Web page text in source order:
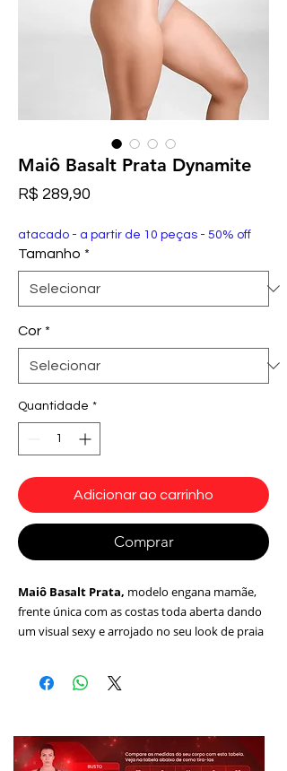
Maiô Basalt Prata Dynamite
R$ 289,90
atacado - a partir de 10 peças - 50% off
Tamanho *
Cor *
Quantidade *
Adicionar ao carrinho
Comprar
Maiô Basalt Prata, modelo engana mamãe,
frente única com as costas toda aberta dando
um visual sexy e arrojado no seu look de praia
impactante. Essa peça valoriza bastante o